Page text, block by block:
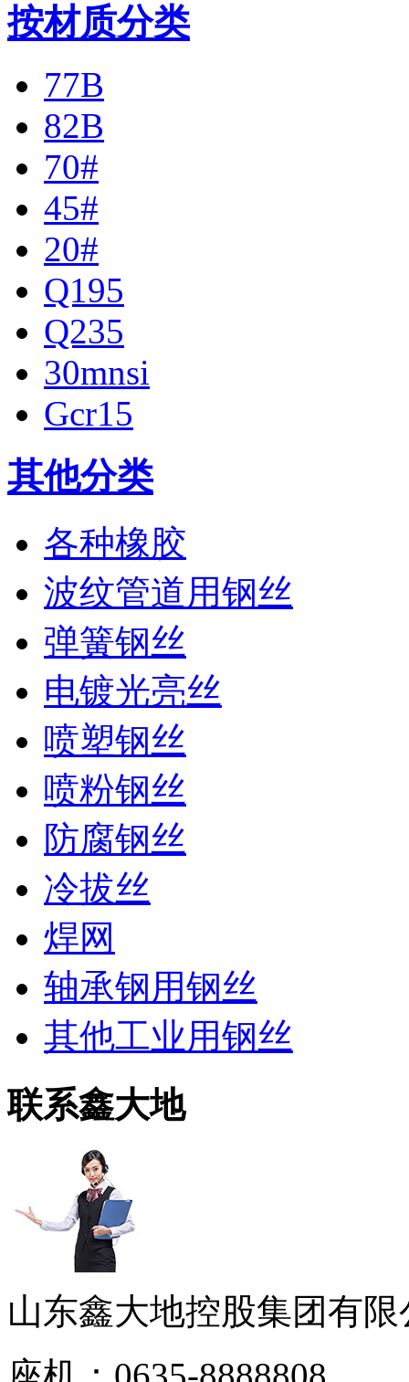
按材质分类
77B
82B
70#
45#
20#
Q195
Q235
30mnsi
Gcr15
其他分类
各种橡胶
波纹管道用钢丝
弹簧钢丝
电镀光亮丝
喷塑钢丝
喷粉钢丝
防腐钢丝
冷拔丝
焊网
轴承钢用钢丝
其他工业用钢丝
联系鑫大地
山东鑫大地控股集团有限